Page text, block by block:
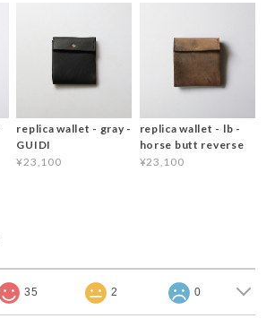
replica wallet - gray -
GUIDI
¥23,100
replica wallet - lb -
horse butt reverse
¥23,100
35 2 0